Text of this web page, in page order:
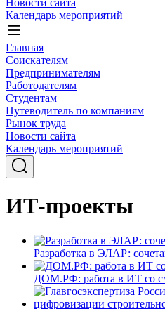
Новости сайта
Календарь мероприятий
Главная
Соискателям
Предпринимателям
Работодателям
Студентам
Путеводитель по компаниям
Рынок труда
Новости сайта
Календарь мероприятий
ИТ-проекты
Разработка в ЭЛАР:
ДОМ.РФ: работа в ИТ со